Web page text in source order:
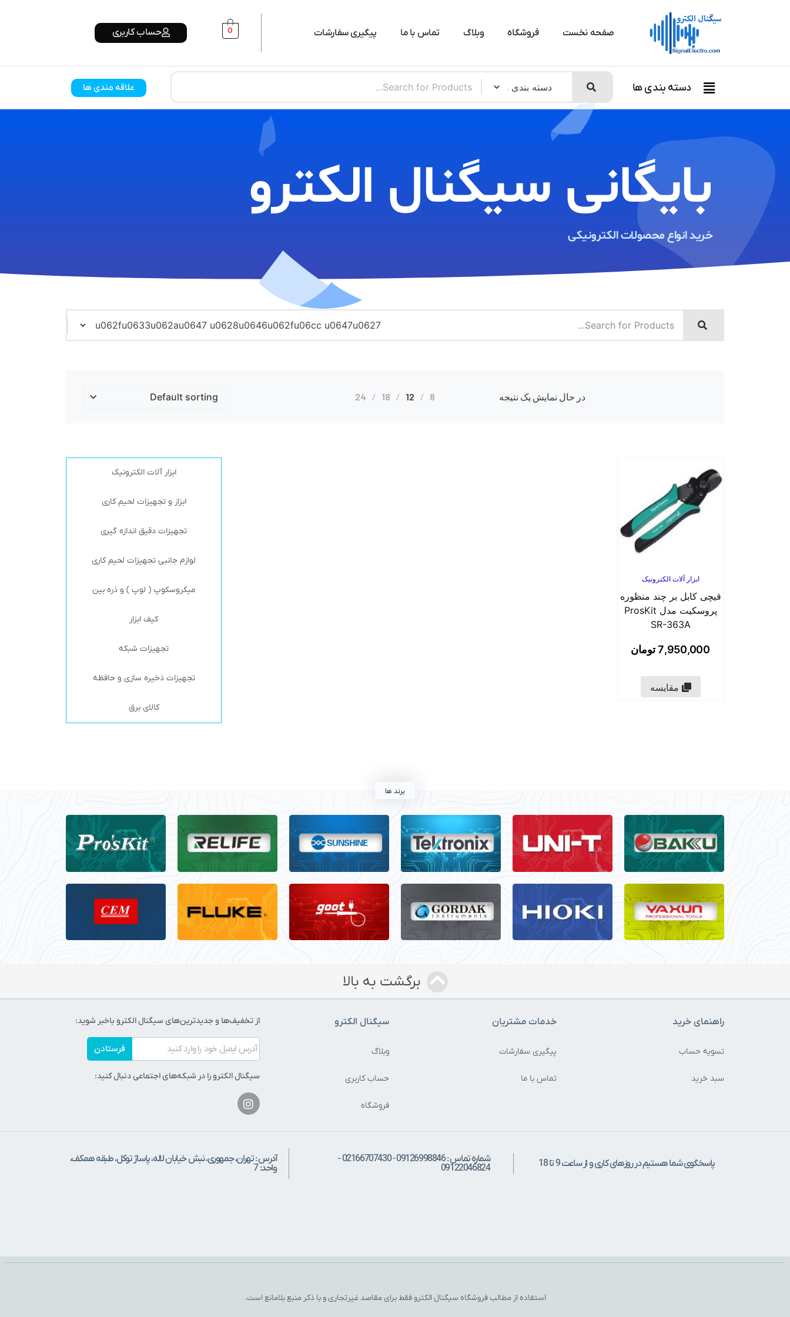
صفحه نخست فروشگاه وبلاگ تماس با ما پیگیری سفارشات 0 حساب کاربری
دسته بندی ها علاقه مندی ها
بایگانی سیگنال الکترو​
خرید انواع محصولات الکترونیکی ​
در حال نمایش یک نتیجه 8
12
18
24
ابزار آلات الکترونیک
قیچی کابل بر چند منظوره
پروسکیت مدل ProsKit
SR-363A
7,950,000تومان
مقایسه
ابزار آلات الکترونیک
ابزاز و تجهیزات لحیم کاری
تجهیزات دقیق اندازه گیری
لوازم جانبی تجهیزات لحیم کاری
میکروسکوپ ( لوپ ) و ذره بین
کیف ابزار
تجهیزات شبکه
تجهیزات ذخیره سازی و حافظه
کالای برق
برند ها
برگشت به بالا
راهنمای خرید
تسویه حساب
سبد خرید
خدمات مشتریان
پیگیری سفارشات
تماس با ما
سیگنال الکترو
وبلاگ
حساب کاربری
فروشگاه
از تخفیف‌ها و جدیدترین‌های سیگنال الکترو باخبر شوید:
فرستادن
سیگنال الکترو را در شبکه‌های اجتماعی دنبال کنید:
پاسخگوی شما هستیم در روزهای کاری و از ساعت 9 تا 18
شماره تماس : 09126998846 - 02166707430 -
09122046824
آدرس : تهران، جمهوری، نبش خیابان لاله، پاساژ توکل، طبقه همکف،
واحد: 7
استفاده از مطالب فروشگاه سیگنال الکترو فقط برای مقاصد غیرتجاری و با ذکر منبع بلامانع است.